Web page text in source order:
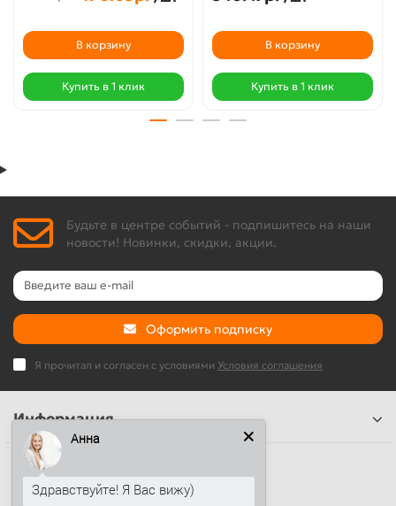
В корзину
Купить в 1 клик
В корзину
Купить в 1 клик
Будьте в центре событий - подпишитесь на наши
новости! Новинки, скидки, акции.
Оформить подписку
Я прочитал и согласен с условиями Условия соглашения
Информация
Наши контакты
+7 (812) 389-26-20
Анна
Здравствуйте! Я Вас вижу)